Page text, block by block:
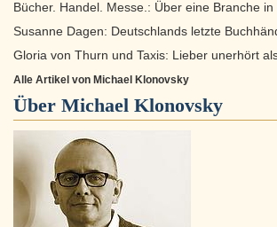
Bücher. Handel. Messe.: Über eine Branche
Susanne Dagen: Deutschlands letzte
Gloria von Thurn und Taxis: Lieber unerhört
Alle Artikel von Michael Klonovsky
Über Michael Klonovsky